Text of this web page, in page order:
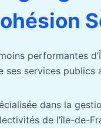
performantes
services publics
dans la
de l’île-de-